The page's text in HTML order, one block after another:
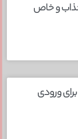
۱۵ مدل جذاب و خاص
خفن برای ورودی